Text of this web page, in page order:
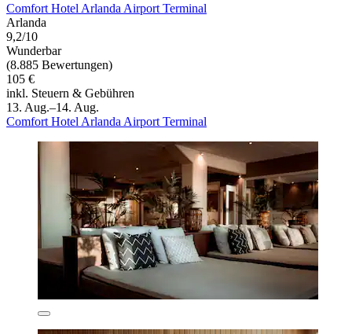
Comfort Hotel Arlanda Airport Terminal
Arlanda
9,2/10
Wunderbar
(8.885 Bewertungen)
105 €
inkl. Steuern & Gebühren
13. Aug.–14. Aug.
Comfort Hotel Arlanda Airport Terminal